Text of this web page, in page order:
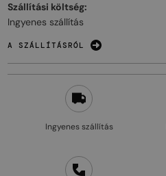
Ingyenes szállítás
Szállítási költség:
Ingyenes szállítás
A SZÁLLÍTÁSRÓL